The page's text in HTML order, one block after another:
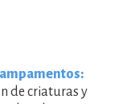
de criaturas y